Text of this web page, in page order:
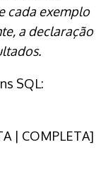
cada exemplo
a declaração
SQL:
| COMPLETA]